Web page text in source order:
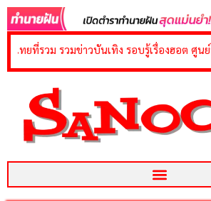
content
าวบันเทิง รอบรู้เรื่องฮอต ศูนย์รวมคาสิโนชั้